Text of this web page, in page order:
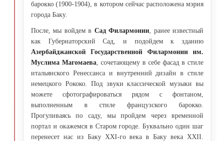
барокко (1900-1904), в котором сейчас расположена мэрия
города Баку.
После, мы войдем в Сад Филармонии, ранее известный
как Губернаторский Сад, и подойдем к зданию
Азербайджанской Государственной Филармонии им.
Муслима Магомаева, сочетающему в себе фасад в стиле
итальянского Ренессанса и внутренний дизайн в стиле
немецкого Рококо. Под звуки классической музыки вы
можете сфотографироваться рядом с фонтаном,
выполненным в стиле французского барокко.
Прогуливаясь по саду, мы пройдем через временной
портал и окажемся в Старом городе. Буквально один шаг
перенесет нас из Баку XXI-го века в Баку века XXII.